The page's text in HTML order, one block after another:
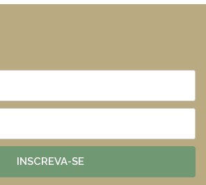
INSCREVA-SE